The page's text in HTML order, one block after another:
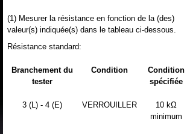
(1) Mesurer la résistance en fonction de la (des)
valeur(s) indiquée(s) dans le tableau ci-dessous.
Résistance standard:
Branchement du
tester
Condition
Condition
spécifiée
3 (L) - 4 (E) VERROUILLER
10 kΩ
minimum